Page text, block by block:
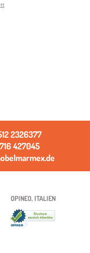
2326377
427045
OPINEO, ITALIEN